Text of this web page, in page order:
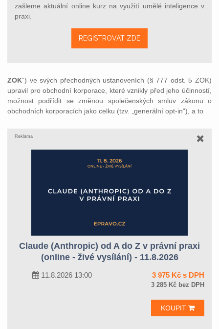
zašleme aktuální online kurz na využití umělé inteligence v
praxi.
REGISTROVAT ZDE
ZOK“) ve svých přechodných ustanoveních (§ 777 odst. 5 ZOK)
upravil pro obchodní korporace, které vznikly před jeho účinností,
možnost podřídit se změnou společenských smluv zákonu o
obchodních korporacích jako celku (tzv. „generální opt-in“), a to
Reklama
Claude (Anthropic) od A do Z v právní praxi
(online - živé vysílání) - 11.8.2026
11.8.2026 13:00 3 975 Kč s DPH
3 285 Kč bez DPH
KOUPIT